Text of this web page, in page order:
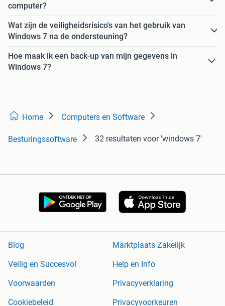
computer?
Wat zijn de veiligheidsrisico's van het gebruik van
Windows 7 na de ondersteuning?
Hoe maak ik een back-up van mijn gegevens in
Windows 7?
Home Computers en Software
Besturingssoftware 32 resultaten voor 'windows 7'
Blog
Marktplaats Zakelijk
Veilig en Succesvol
Help en Info
Voorwaarden
Privacyverklaring
Cookiebeleid
Privacyvoorkeuren